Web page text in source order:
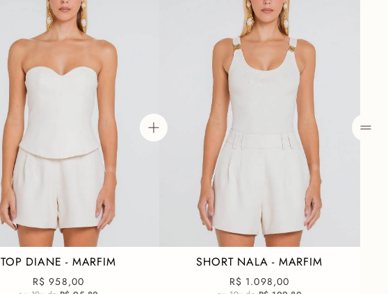
Composição:
20% Viscose
TOP DIANE - MARFIM
R$ 958,00
SHORT NALA - MARFIM
R$ 1.098,00